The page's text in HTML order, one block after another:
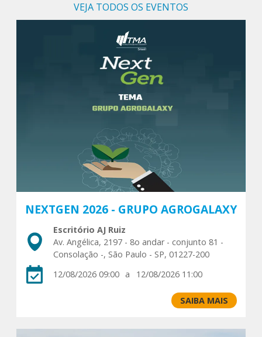
VEJA TODOS OS EVENTOS
NEXTGEN 2026 - GRUPO AGROGALAXY
Escritório AJ Ruiz
Av. Angélica, 2197 - 8o andar - conjunto 81 -
Consolação -, São Paulo - SP, 01227-200
12/08/2026 09:00 a 12/08/2026 11:00
SAIBA MAIS